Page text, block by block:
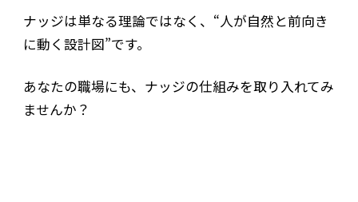
ナッジは単なる理論ではなく、“人が自然と前向き
に動く設計図”です。
あなたの職場にも、ナッジの仕組みを取り入れてみ
ませんか？